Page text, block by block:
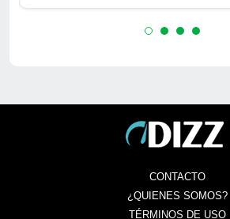
CONTACTO
¿QUIENES SOMOS?
TÉRMINOS DE USO